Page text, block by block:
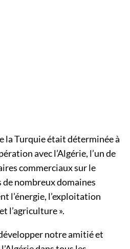
la Turquie était déterminée à
avec l’Algérie, l’un de
commerciaux sur le
nombreux domaines
l’énergie, l’exploitation
l’agriculture ».
notre amitié et